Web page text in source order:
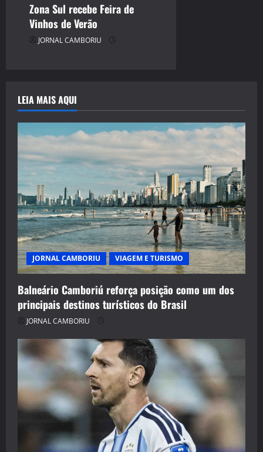
Zona Sul recebe Feira de
Vinhos de Verão
JORNAL CAMBORIU
LEIA MAIS AQUI
JORNAL CAMBORIU VIAGEM E TURISMO
Balneário Camboriú reforça posição como um dos
principais destinos turísticos do Brasil
JORNAL CAMBORIU